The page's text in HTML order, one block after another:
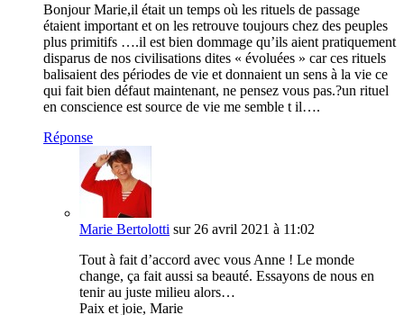
Bonjour Marie,il était un temps où les rituels de passage
étaient important et on les retrouve toujours chez des peuples
plus primitifs ….il est bien dommage qu’ils aient pratiquement
disparus de nos civilisations dites « évoluées » car ces rituels
balisaient des périodes de vie et donnaient un sens à la vie ce
qui fait bien défaut maintenant, ne pensez vous pas.?un rituel
en conscience est source de vie me semble t il….
Réponse
Marie Bertolotti sur 26 avril 2021 à 11:02
Tout à fait d’accord avec vous Anne ! Le monde
change, ça fait aussi sa beauté. Essayons de nous en
tenir au juste milieu alors…
Paix et joie, Marie